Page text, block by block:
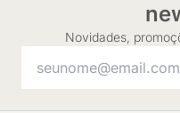
Novidades,